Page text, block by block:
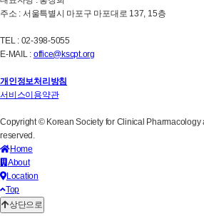
주소 : 서울특별시 마포구 마포대로 137, 15층
TEL : 02-398-5055
E-MAIL : office@kscpt.org
개인정보처리방침
서비스이용약관
Copyright © Korean Society for Clinical Pharmacology
reserved.
Home
About
Location
Top
상단으로